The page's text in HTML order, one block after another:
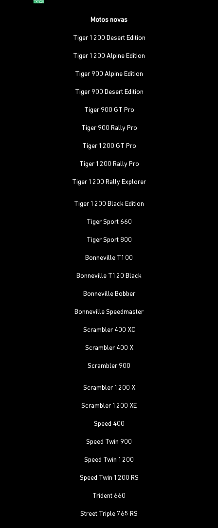
Motos novas
Tiger 1200 Desert Edition
Tiger 1200 Alpine Edition
Tiger 900 Alpine Edition
Tiger 900 Desert Edition
Tiger 900 GT Pro
Tiger 900 Rally Pro
Tiger 1200 GT Pro
Tiger 1200 Rally Pro
Tiger 1200 Rally Explorer
Tiger 1200 Black Edition
Tiger Sport 660
Tiger Sport 800
Bonneville T100
Bonneville T120 Black
Bonneville Bobber
Bonneville Speedmaster
Scrambler 400 XC
Scrambler 400 X
Scrambler 900
Scrambler 1200 X
Scrambler 1200 XE
Speed 400
Speed Twin 900
Speed Twin 1200
Speed Twin 1200 RS
Trident 660
Street Triple 765 RS